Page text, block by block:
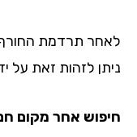
לאחר תרדמת
ניתן לזהות זאת על
חיפוש אחר מקום